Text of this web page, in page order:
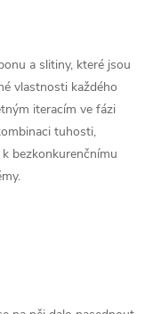
a slitiny, které jsou
vlastnosti každého
iteracím ve fázi
tuhosti,
bezkonkurenčnímu